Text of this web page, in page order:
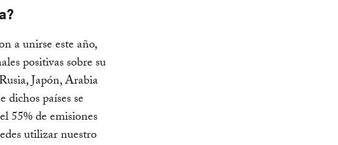
a unirse este año,
positivas sobre su
Japón, Arabia
países se
55% de emisiones
utilizar nuestro